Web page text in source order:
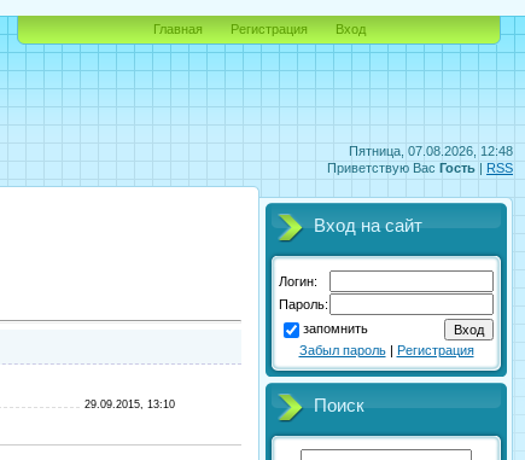
Пятница, 07.08.2026, 12:48
Приветствую Вас Гость RSS
Главная Регистрация Вход
29.09.2015, 13:10
Вход на сайт
Логин:
Пароль:
запомнить
Забыл пароль| Регистрация
Поиск